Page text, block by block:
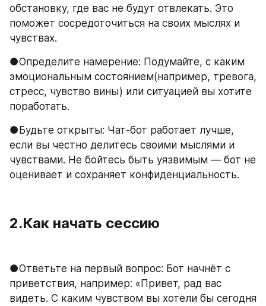
обстановку, где вас не будут отвлекать. Это
поможет сосредоточиться на своих мыслях и
чувствах.
●Определите намерение: Подумайте, с каким
эмоциональным состоянием(например, тревога,
стресс, чувство вины) или ситуацией вы хотите
поработать.
●Будьте открыты: Чат-бот работает лучше,
если вы честно делитесь своими мыслями и
чувствами. Не бойтесь быть уязвимым — бот не
оценивает и сохраняет конфиденциальность.
2.Как начать сессию
●Ответьте на первый вопрос: Бот начнёт с
приветствия, например: «Привет, рад вас
видеть. С каким чувством вы хотели бы сегодня